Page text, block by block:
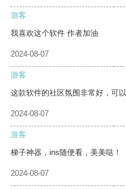
游客
我喜欢这个软件 作者加油
2024-08-07
游客
这款软件的社区氛围非常好，可
2024-08-07
游客
梯子神器，ins随便看，美美哒！
2024-08-07